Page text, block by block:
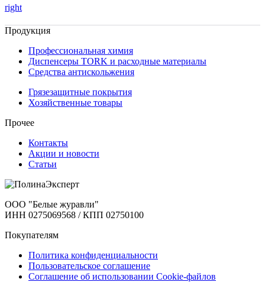
right
Продукция
Профессиональная химия
Диспенсеры TORK и расходные материалы
Cредства антискольжения
Грязезащитные покрытия
Хозяйственные товары
Прочее
Контакты
Акции и новости
Статьи
ООО "Белые журавли"
ИНН 0275069568 / КПП 02750100
Покупателям
Политика конфиденциальности
Пользовательское соглашение
Соглашение об использовании Cookie-файлов